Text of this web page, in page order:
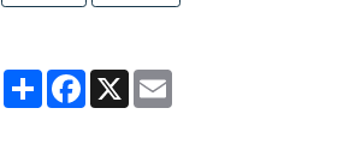
PartagerFacebook
X